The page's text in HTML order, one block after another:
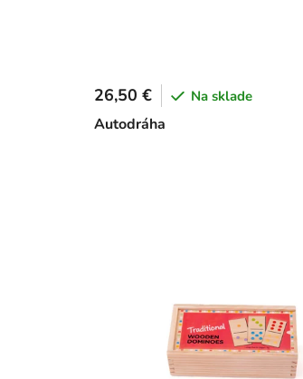
Autodráha
26,50 € Na sklade